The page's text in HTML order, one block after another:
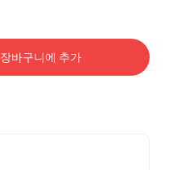
장바구니에 추가